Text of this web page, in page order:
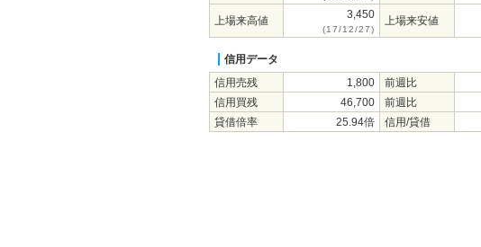
上場来高値 3,450
(17/12/27)
上場来安値
信用データ
信用売残
1,800 前週比
信用買残
46,700 前週比
貸借倍率
25.94倍 信用/貸借